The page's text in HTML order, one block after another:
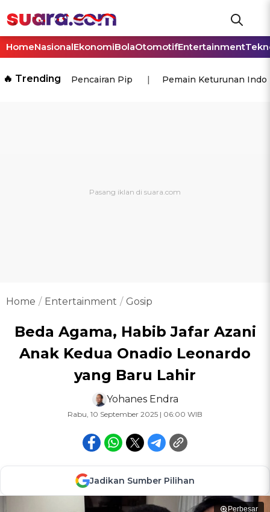
HomeNasionalEkonomiBolaOtomotifEntertainment
🔥 Trending Pencairan Pip Pemain Keturunan
Home Entertainment Gosip
Beda Agama, Habib Jafar Azani
Anak Kedua Onadio Leonardo
yang Baru Lahir
Yohanes Endra
Rabu, 10 September 2025 | 06:00 WIB
Jadikan Sumber Pilihan
Perbesar